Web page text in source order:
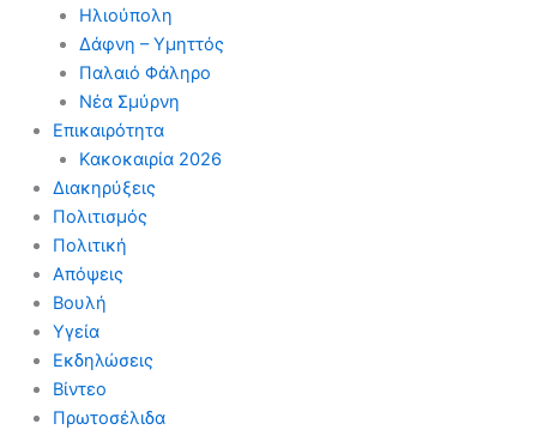
Ηλιούπολη
Δάφνη – Υμηττός
Παλαιό Φάληρο
Νέα Σμύρνη
Επικαιρότητα
Κακοκαιρία 2026
Διακηρύξεις
Πολιτισμός
Πολιτική
Απόψεις
Βουλή
Υγεία
Εκδηλώσεις
Βίντεο
Πρωτοσέλιδα